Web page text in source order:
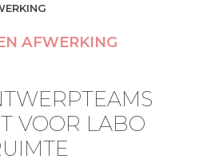
AFWERKING
VOOR LABO